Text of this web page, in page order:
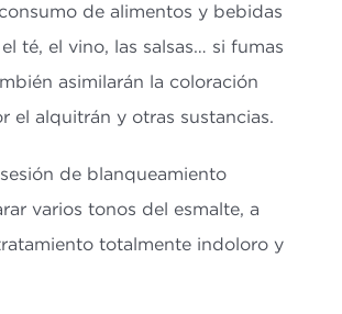
de alimentos y bebidas
té, el vino, las salsas… si fumas
asimilarán la coloración
el alquitrán y otras sustancias.
de blanqueamiento
varios tonos del esmalte, a
totalmente indoloro y